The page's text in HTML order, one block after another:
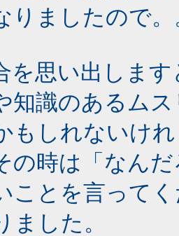
りましたので。
を思い出しま
知識のあるム
もしれないけ
の時は「なん
ことを言って
ました。